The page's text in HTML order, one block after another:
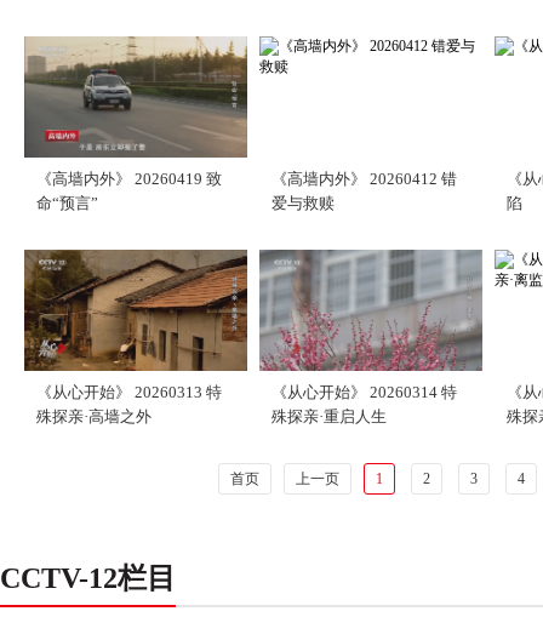
《高墙内外》 20260419 致
命“预言”
《高墙内外》 20260412 错
爱与救赎
《
陷
《从心开始》 20260313 特
殊探亲·高墙之外
《从心开始》 20260314 特
殊探亲·重启人生
《
殊探
首页 上一页 1 2 3 4
CCTV-12栏目